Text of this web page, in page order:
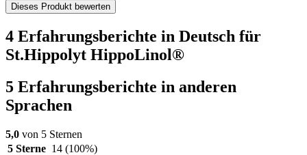
Dieses Produkt bewerten
4 Erfahrungsberichte in Deutsch für
St.Hippolyt HippoLinol®
5 Erfahrungsberichte in anderen
Sprachen
5,0 von 5 Sternen
5 Sterne 14 (100%)